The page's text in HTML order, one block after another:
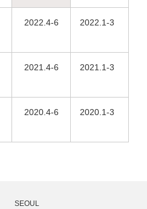
2022.4-6 2022.1-3
2021.4-6 2021.1-3
2020.4-6 2020.1-3
SEOUL